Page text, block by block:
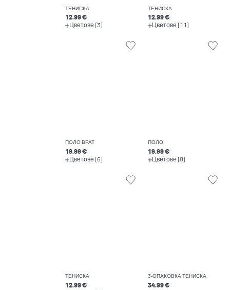
ТЕНИСКА
12.99 €
Цветове (3)
ТЕНИСКА
12.99 €
Цветове (11)
ПОЛО ВРАТ
19.99 €
Цветове (6)
ПОЛО
19.99 €
Цветове (8)
ТЕНИСКА
12.99 €
3-ОПАКОВКА ТЕНИСКА
34.99 €